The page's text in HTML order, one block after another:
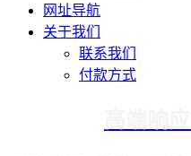
网址导航
关于我们
联系我们
付款方式